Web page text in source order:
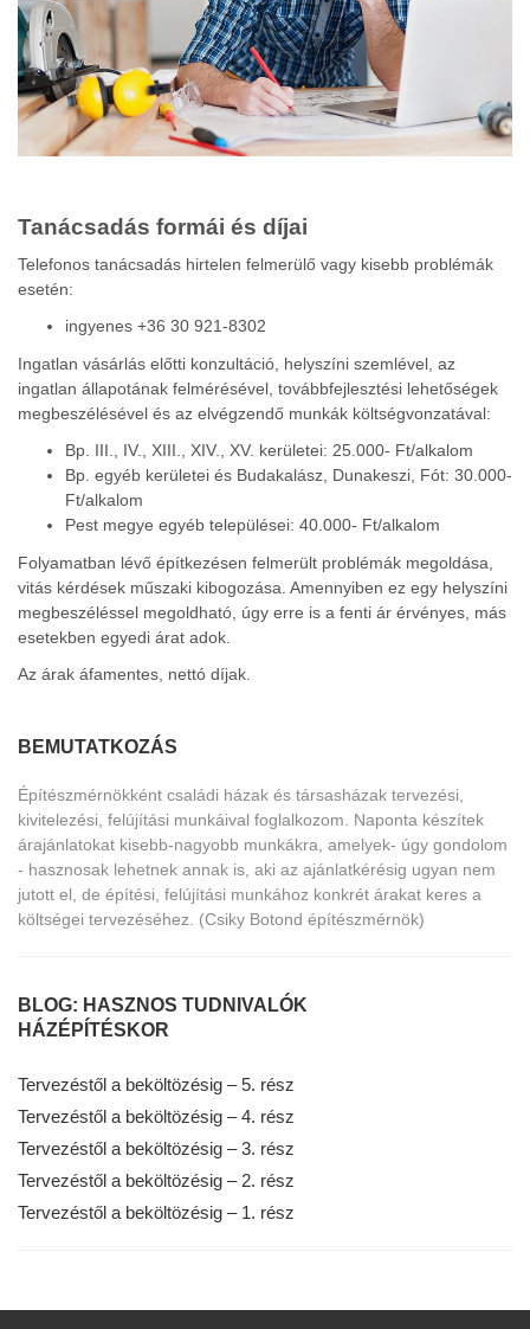
Tanácsadás formái és díjai
Telefonos tanácsadás hirtelen felmerülő vagy kisebb problémák
esetén:
ingyenes +36 30 921-8302
Ingatlan vásárlás előtti konzultáció, helyszíni szemlével, az
ingatlan állapotának felmérésével, továbbfejlesztési lehetőségek
megbeszélésével és az elvégzendő munkák költségvonzatával:
Bp. III., IV., XIII., XIV., XV. kerületei: 25.000- Ft/alkalom
Bp. egyéb kerületei és Budakalász, Dunakeszi, Fót: 30.000-
Ft/alkalom
Pest megye egyéb települései: 40.000- Ft/alkalom
Folyamatban lévő építkezésen felmerült problémák megoldása,
vitás kérdések műszaki kibogozása. Amennyiben ez egy helyszíni
megbeszéléssel megoldható, úgy erre is a fenti ár érvényes, más
esetekben egyedi árat adok.
Az árak áfamentes, nettó díjak.
BEMUTATKOZÁS
Építészmérnökként családi házak és társasházak tervezési,
kivitelezési, felújítási munkáival foglalkozom. Naponta készítek
árajánlatokat kisebb-nagyobb munkákra, amelyek- úgy gondolom
- hasznosak lehetnek annak is, aki az ajánlatkérésig ugyan nem
jutott el, de építési, felújítási munkához konkrét árakat keres a
költségei tervezéséhez. (Csiky Botond építészmérnök)
BLOG: HASZNOS TUDNIVALÓK
HÁZÉPÍTÉSKOR
Tervezéstől a beköltözésig – 5. rész
Tervezéstől a beköltözésig – 4. rész
Tervezéstől a beköltözésig – 3. rész
Tervezéstől a beköltözésig – 2. rész
Tervezéstől a beköltözésig – 1. rész